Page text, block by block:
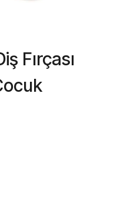
Fırçası